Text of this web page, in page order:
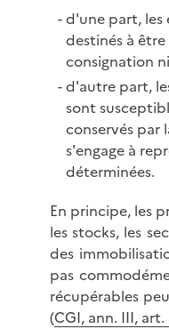
d'une part, les
destinés à
consignation
d'autre part,
sont
conservés par
s'engage à
déterminées.
En principe, les
les stocks, les
des
pas
récupérables
(CGI, ann. III,